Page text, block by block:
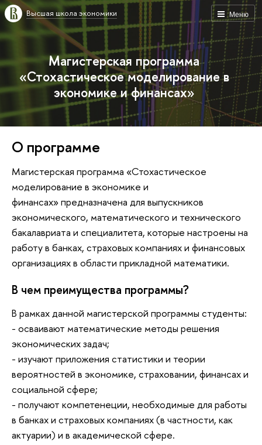
Меню
Высшая школа экономики
Магистерская программа
«Стохастическое моделирование в
экономике и финансах»
О программе
Магистерская программа «Стохастическое
моделирование в экономике и
финансах» предназначена для выпускников
экономического, математического и технического
бакалавриата и специалитета, которые настроены на
работу в банках, страховых компаниях и финансовых
организациях в области прикладной математики.
В чем преимущества программы?
В рамках данной магистерской программы студенты:
- осваивают математические методы решения
экономических задач;
- изучают приложения статистики и теории
вероятностей в экономике, страховании, финансах и
социальной сфере;
- получают компетенеции, необходимые для работы
в банках и страховых компаниях (в частности, как
актуарии) и в академической сфере.